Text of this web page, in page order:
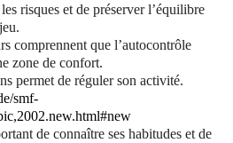
risques et de préserver l’équilibre
comprennent que l’autocontrôle
zone de confort.
permet de réguler son activité.
smf-
de connaître ses habitudes et de